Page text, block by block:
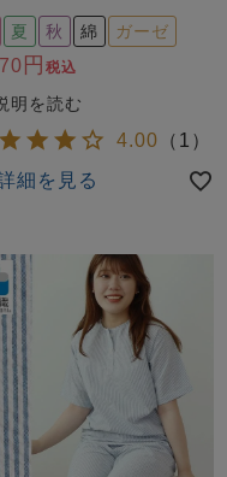
新着商品
- New Arrival -
ちら
こちら
かぶり スリーパー
織・バスロ
夏 秋 綿 ガーゼ
税込
4.00 （ 1 ）
細を見る